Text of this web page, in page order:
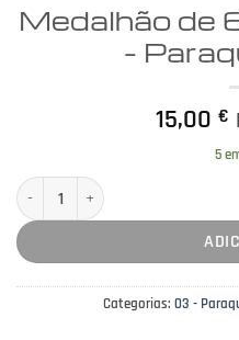
Medalhão de
–
15,00 €
5
Quantidade de Medalhão de 6cm
Categorias: 03 -